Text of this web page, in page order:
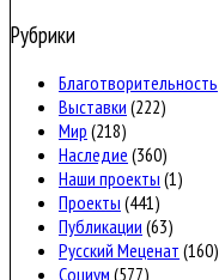
Рубрики
Благотворительность
Выставки (222)
Мир (218)
Наследие (360)
Наши проекты (1)
Проекты (441)
Публикации (63)
Русский Меценат (160)
Социум (577)